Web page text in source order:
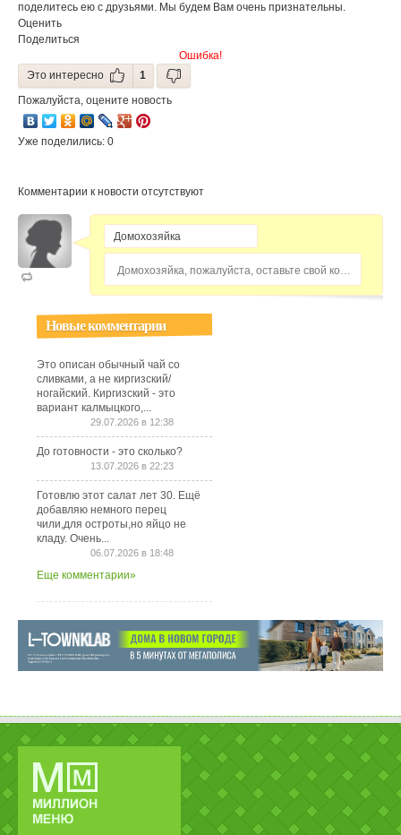
поделитесь ею с друзьями. Мы будем Вам очень признательны.
Оценить
Поделиться
Ошибка!
Это интересно
1
Пожалуйста, оцените новость
Уже поделились: 0
Комментарии к новости отсутствуют
Домохозяйка, пожалуйста, оставьте свой комментарий...
Новые комментарии
Это описан обычный чай со
сливками, а не киргизский/
ногайский. Киргизский - это
вариант калмыцкого,...
29.07.2026 в 12:38
До готовности - это сколько?
13.07.2026 в 22:23
Готовлю этот салат лет 30. Ещё
добавляю немного перец
чили,для остроты,но яйцо не
кладу. Очень...
06.07.2026 в 18:48
Еще комментарии»